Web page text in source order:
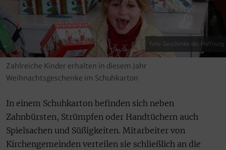
Foto: Geschenke der Hoffnung
Zahlreiche Kinder erhalten in diesem Jahr
Weihnachtsgeschenke im Schuhkarton
In einem Schuhkarton befinden sich neben
Zahnbürsten, Strümpfen oder Handtüchern auch
Spielsachen und Süßigkeiten. Mitarbeiter von
Kirchengemeinden verteilen sie schließlich an die